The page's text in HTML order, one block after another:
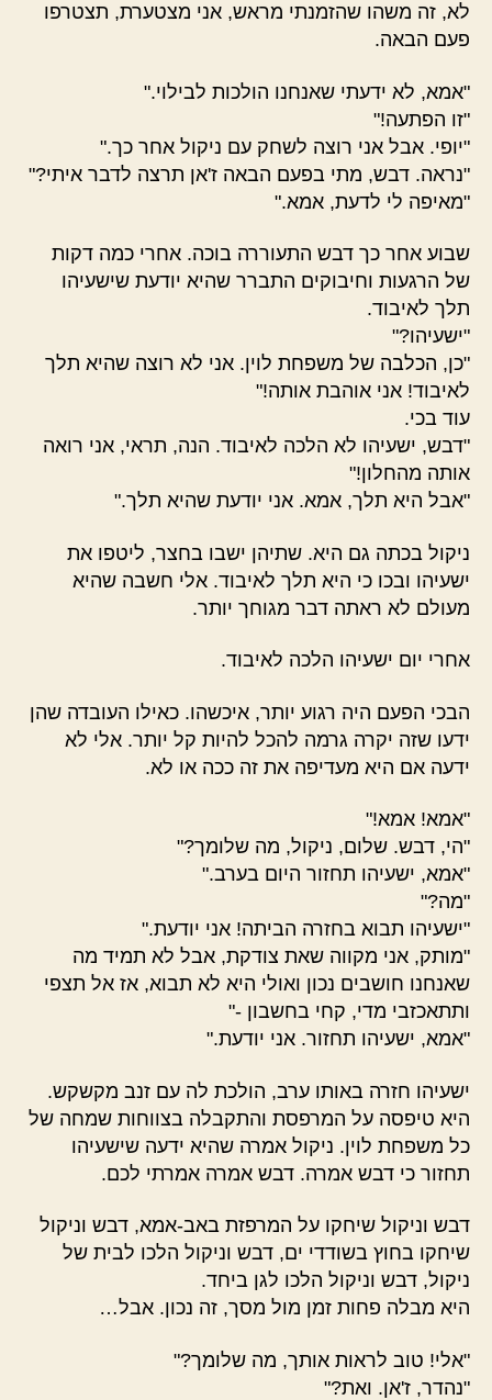
לא, זה משהו שהזמנתי מראש, אני מצטערת, תצטרפו
פעם הבאה.
"אמא, לא ידעתי שאנחנו הולכות לבילוי."
"זו הפתעה!"
"יופי. אבל אני רוצה לשחק עם ניקול אחר כך."
"נראה. דבש, מתי בפעם הבאה ז'אן תרצה לדבר איתי?"
"מאיפה לי לדעת, אמא."
שבוע אחר כך דבש התעוררה בוכה. אחרי כמה דקות
של הרגעות וחיבוקים התברר שהיא יודעת שישעיהו
תלך לאיבוד.
"ישעיהו?"
"כן, הכלבה של משפחת לוין. אני לא רוצה שהיא תלך
לאיבוד! אני אוהבת אותה!"
עוד בכי.
"דבש, ישעיהו לא הלכה לאיבוד. הנה, תראי, אני רואה
אותה מהחלון!"
"אבל היא תלך, אמא. אני יודעת שהיא תלך."
ניקול בכתה גם היא. שתיהן ישבו בחצר, ליטפו את
ישעיהו ובכו כי היא תלך לאיבוד. אלי חשבה שהיא
מעולם לא ראתה דבר מגוחך יותר.
אחרי יום ישעיהו הלכה לאיבוד.
הבכי הפעם היה רגוע יותר, איכשהו. כאילו העובדה שהן
ידעו שזה יקרה גרמה להכל להיות קל יותר. אלי לא
ידעה אם היא מעדיפה את זה ככה או לא.
"אמא! אמא!"
"הי, דבש. שלום, ניקול, מה שלומך?"
"אמא, ישעיהו תחזור היום בערב."
"מה?"
"ישעיהו תבוא בחזרה הביתה! אני יודעת."
"מותק, אני מקווה שאת צודקת, אבל לא תמיד מה
שאנחנו חושבים נכון ואולי היא לא תבוא, אז אל תצפי
ותתאכזבי מדי, קחי בחשבון -"
"אמא, ישעיהו תחזור. אני יודעת."
ישעיהו חזרה באותו ערב, הולכת לה עם זנב מקשקש.
היא טיפסה על המרפסת והתקבלה בצווחות שמחה של
כל משפחת לוין. ניקול אמרה שהיא ידעה שישעיהו
תחזור כי דבש אמרה. דבש אמרה אמרתי לכם.
דבש וניקול שיחקו על המרפזת באב-אמא, דבש וניקול
שיחקו בחוץ בשודדי ים, דבש וניקול הלכו לבית של
ניקול, דבש וניקול הלכו לגן ביחד.
היא מבלה פחות זמן מול מסך, זה נכון. אבל…
"אלי! טוב לראות אותך, מה שלומך?"
"נהדר, ז'אן. ואת?"